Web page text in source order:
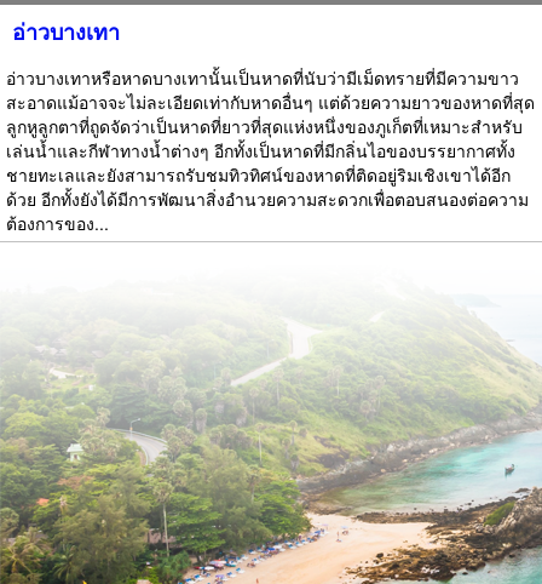
อ่าวบางเทา
อ่าวบางเทาหรือหาดบางเทานั้นเป็นหาดที่นับว่ามีเม็ดทรายที่มีความขาว
สะอาดแม้อาจจะไม่ละเอียดเท่ากับหาดอื่นๆ แต่ด้วยความยาวของหาดที่สุด
ลูกหูลูกตาที่ถูดจัดว่าเป็นหาดที่ยาวที่สุดแห่งหนึ่งของภูเก็ตที่เหมาะสำหรับ
เล่นน้ำและกีฬาทางน้ำต่างๆ อีกทั้งเป็นหาดที่มีกลิ่นไอของบรรยากาศทั้ง
ชายทะเลและยังสามารถรับชมทิวทิศน์ของหาดที่ติดอยู่ริมเชิงเขาได้อีก
ด้วย อีกทั้งยังได้มีการพัฒนาสิ่งอำนวยความสะดวกเพื่อตอบสนองต่อความ
ต้องการของ...